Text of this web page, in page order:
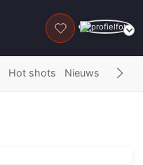
DONEER
Hot shots Nieuws Fails